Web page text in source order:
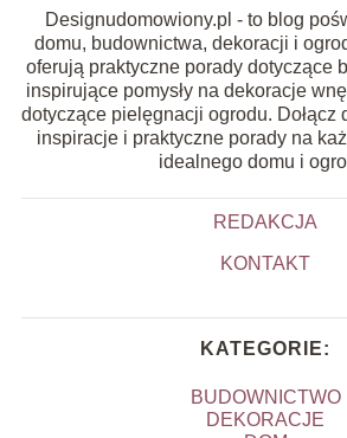
Designudomowiony.pl - to blog
domu, budownictwa, dekoracji i
oferują praktyczne porady dotyczące
inspirujące pomysły na dekoracje
dotyczące pielęgnacji ogrodu. Dołącz
inspiracje i praktyczne porady na
idealnego domu i
REDAKCJA
KONTAKT
KATEGORIE:
BUDOWNICTWO
DEKORACJE